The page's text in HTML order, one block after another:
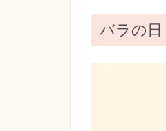
バラの日